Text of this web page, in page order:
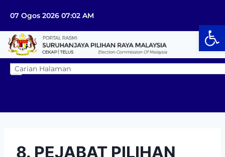
07 Ogos 2026 07:02 AM
8. PEJABAT PILIHAN